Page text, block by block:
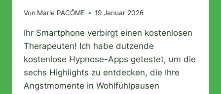
Von Marie PACÔME 19 Januar 2026
Ihr Smartphone verbirgt einen kostenlosen
Therapeuten! Ich habe dutzende
kostenlose Hypnose-Apps getestet, um die
sechs Highlights zu entdecken, die Ihre
Angstmomente in Wohlfühlpausen